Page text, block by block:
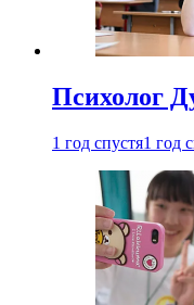
Психолог
1 год спустя1 год